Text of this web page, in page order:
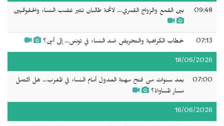
09:48 بين القمع والزواج القسري… لائحة طالبان تثير غضب النساء والحقوقيين
07:13 خطاب الكراهية والتحريض ضد النساء في تونس... إلى أين؟
18/06/2026
07:00
بعد سنوات من فتح مهنة العدول أمام النساء في المغرب... هل اكتمل
مسار المساواة؟
16/06/2026